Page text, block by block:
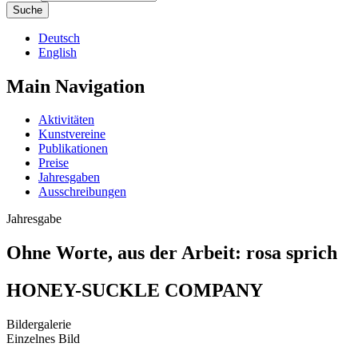
Deutsch
English
Main Navigation
Aktivitäten
Kunstvereine
Publikationen
Preise
Jahresgaben
Ausschreibungen
Jahresgabe
Ohne Worte, aus der Arbeit: rosa sprich
HONEY-SUCKLE COMPANY
Bildergalerie
Einzelnes Bild